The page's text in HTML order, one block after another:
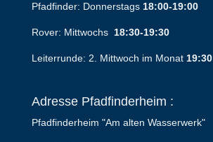
Pfadfinder: Donnerstags 18:00-19:00
Rover: Mittwochs 18:30-19:30
Leiterrunde: 2. Mittwoch im Monat 19:30
Adresse Pfadfinderheim :
Pfadfinderheim "Am alten Wasserwerk"